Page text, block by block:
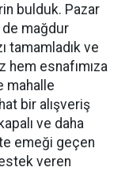
bulduk. Pazar
de mağdur
tamamladık ve
hem esnafımıza
mahalle
bir alışveriş
ve daha
emeği geçen
veren